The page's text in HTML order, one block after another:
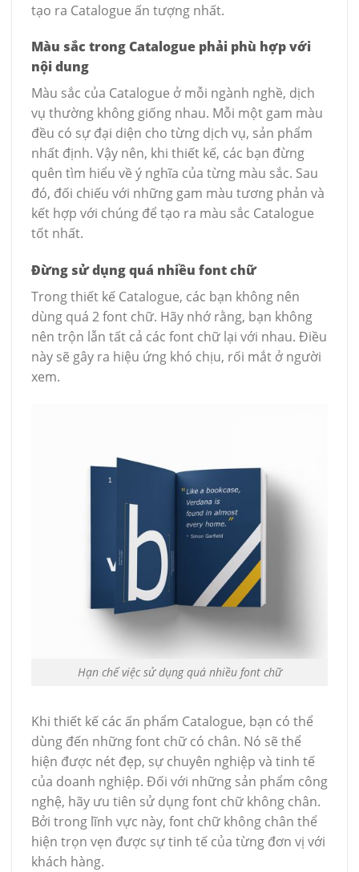
tạo ra Catalogue ấn tượng nhất.
Màu sắc trong Catalogue phải phù hợp với
nội dung
Màu sắc của Catalogue ở mỗi ngành nghề, dịch
vụ thường không giống nhau. Mỗi một gam màu
đều có sự đại diện cho từng dịch vụ, sản phẩm
nhất định. Vậy nên, khi thiết kế, các bạn đừng
quên tìm hiểu về ý nghĩa của từng màu sắc. Sau
đó, đối chiếu với những gam màu tương phản và
kết hợp với chúng để tạo ra màu sắc Catalogue
tốt nhất.
Đừng sử dụng quá nhiều font chữ
Trong thiết kế Catalogue, các bạn không nên
dùng quá 2 font chữ. Hãy nhớ rằng, bạn không
nên trộn lẫn tất cả các font chữ lại với nhau. Điều
này sẽ gây ra hiệu ứng khó chịu, rối mắt ở người
xem.
Hạn chế việc sử dụng quá nhiều font chữ
Khi thiết kế các ấn phẩm Catalogue, bạn có thể
dùng đến những font chữ có chân. Nó sẽ thể
hiện được nét đẹp, sự chuyên nghiệp và tinh tế
của doanh nghiệp. Đối với những sản phẩm công
nghệ, hãy ưu tiên sử dụng font chữ không chân.
Bởi trong lĩnh vực này, font chữ không chân thể
hiện trọn vẹn được sự tinh tế của từng đơn vị với
khách hàng.